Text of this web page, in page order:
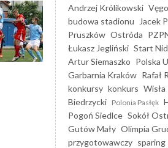
Andrzej Królikowski
budowa stadionu
Jacek
Pruszków Ostróda
Łukasz Jegliński Start
Artur Siemaszko Polska
Garbarnia Kraków Rafał
konkursy konkurs Wisła
Biedrzycki Polonia Pasłęk
Pogoń Siedlce Sokół
Gutów Mały Olimpia
przygotowawczy sparing